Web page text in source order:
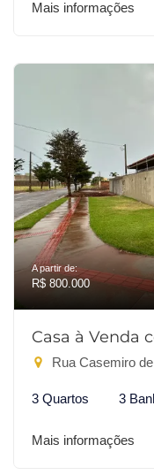
Mais informações
A partir de:
R$ 800.000
Casa à Venda
Rua Casemiro de
3 Quartos 3
Mais informações